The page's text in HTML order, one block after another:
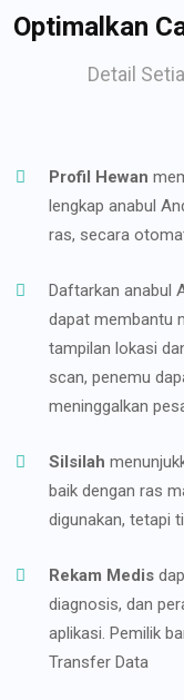
Optimalkan
Detail
Profil Hewan
lengkap anabul
ras, secara
Daftarkan anabul
dapat membantu
tampilan lokasi
scan, penemu
meninggalkan
Silsilah
baik dengan ras
digunakan, tetapi
Rekam Medis
diagnosis, dan
aplikasi. Pemilik
Transfer Data